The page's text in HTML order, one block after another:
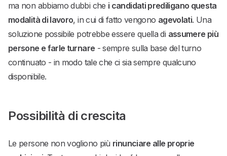
ma non abbiamo dubbi che i candidati prediligano questa
modalità di lavoro, in cui di fatto vengono agevolati. Una
soluzione possibile potrebbe essere quella di assumere più
persone e farle turnare - sempre sulla base del turno
continuato - in modo tale che ci sia sempre qualcuno
disponibile.
Possibilità di crescita
Le persone non vogliono più rinunciare alle proprie